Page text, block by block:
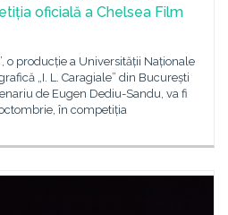
oficială a Chelsea Film
o producție a Universității Naționale
„I. L. Caragiale” din București
de Eugen Dediu-Sandu, va fi
în competiția